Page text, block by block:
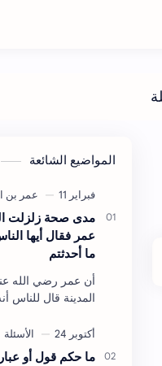
المواضيع الشائعة
مدى صحة زلزلت
عمر فقال أيها
ما أحدثتم
أن عمر رضي الله
المدينة قال للناس
معناه أخرجه ابن أبي
(ص3…
ما حكم قول أو